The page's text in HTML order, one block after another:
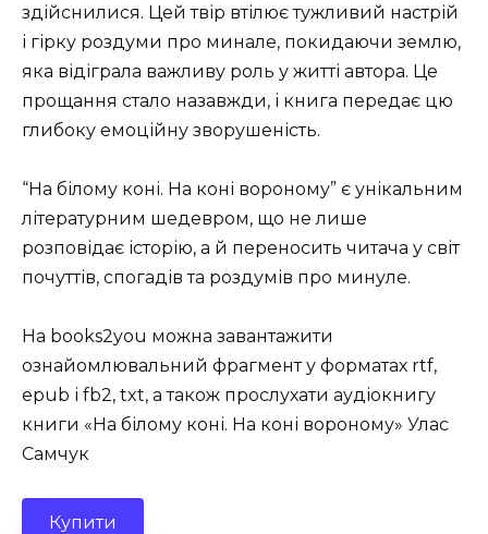
здійснилися. Цей твір втілює тужливий настрій
і гірку роздуми про минале, покидаючи землю,
яка відіграла важливу роль у житті автора. Це
прощання стало назавжди, і книга передає цю
глибоку емоційну зворушеність.
“На білому коні. На коні вороному” є унікальним
літературним шедевром, що не лише
розповідає історію, а й переносить читача у світ
почуттів, спогадів та роздумів про минуле.
На books2you можна завантажити
ознайомлювальний фрагмент у форматах rtf,
epub і fb2, txt, а також прослухати аудіокнигу
книги «На білому коні. На коні вороному» Улас
Самчук
Купити